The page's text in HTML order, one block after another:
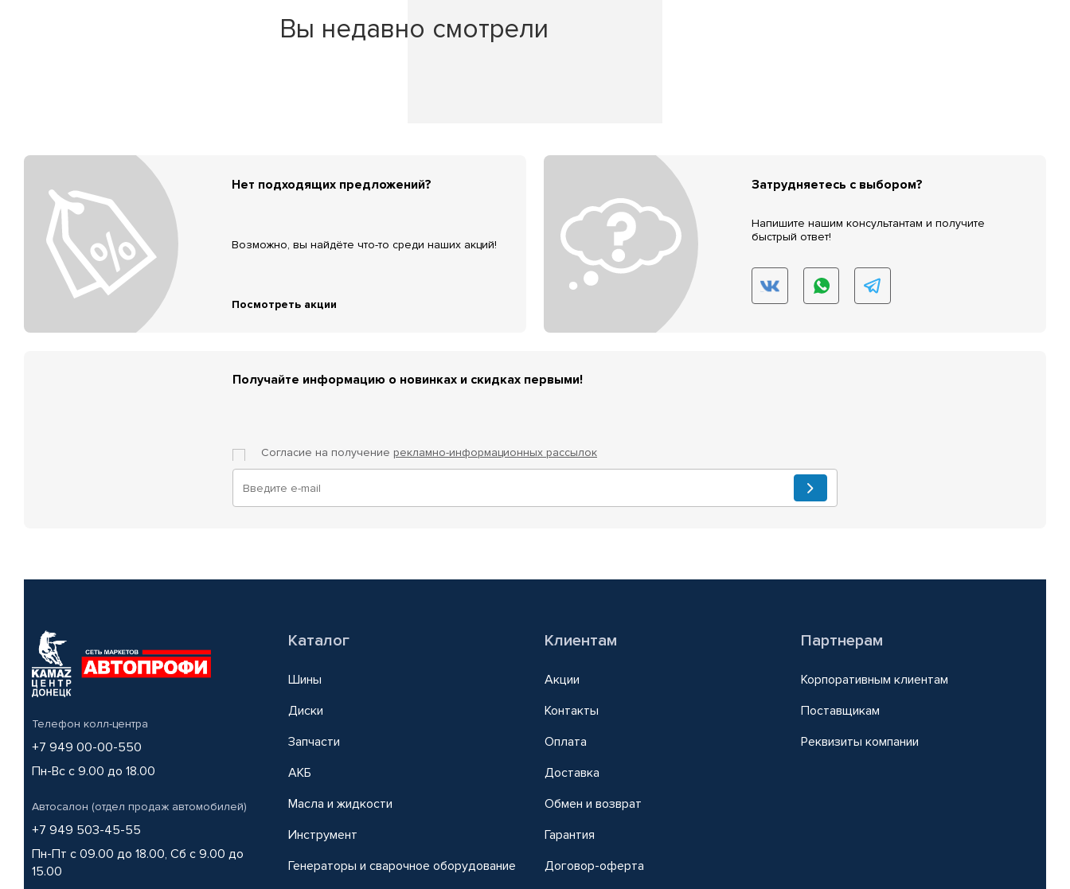
Вы недавно смотрели
Нет подходящих предложений?
Возможно, вы найдёте что-то среди наших акций!
Посмотреть акции
Затрудняетесь с выбором?
Напишите нашим консультантам и получите
быстрый ответ!
Получайте информацию о новинках и скидках первыми!
Согласие на получение рекламно-информационных рассылок
Телефон колл-центра
+7 949 00-00-550
Пн-Вс с 9.00 до 18.00
Автосалон (отдел продаж автомобилей)
+7 949 503-45-55
Пн-Пт с 09.00 до 18.00, Сб с 9.00 до
15.00
Каталог
Шины
Диски
Запчасти
АКБ
Масла и жидкости
Инструмент
Генераторы и сварочное оборудование
Клиентам
Акции
Контакты
Оплата
Доставка
Обмен и возврат
Гарантия
Договор-оферта
Партнерам
Корпоративным клиентам
Поставщикам
Реквизиты компании